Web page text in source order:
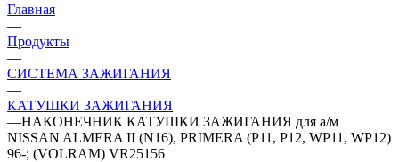
Главная
—
Продукты
—
СИСТЕМА ЗАЖИГАНИЯ
—
КАТУШКИ ЗАЖИГАНИЯ
—НАКОНЕЧНИК КАТУШКИ ЗАЖИГАНИЯ для а/м
NISSAN ALMERA II (N16), PRIMERA (P11, P12, WP11, WP12)
96-; (VOLRAM) VR25156